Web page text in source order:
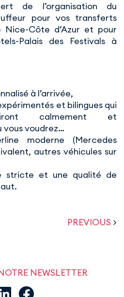
de l’organisation du
pour vos transferts
Nice-Côte d’Azur et pour
Palais des Festivals à
à l’arrivée,
et bilingues qui
calmement et
vous voudrez…
moderne (Mercedes
autres véhicules sur
stricte et une qualité de
PREVIOUS >
NEWSLETTER